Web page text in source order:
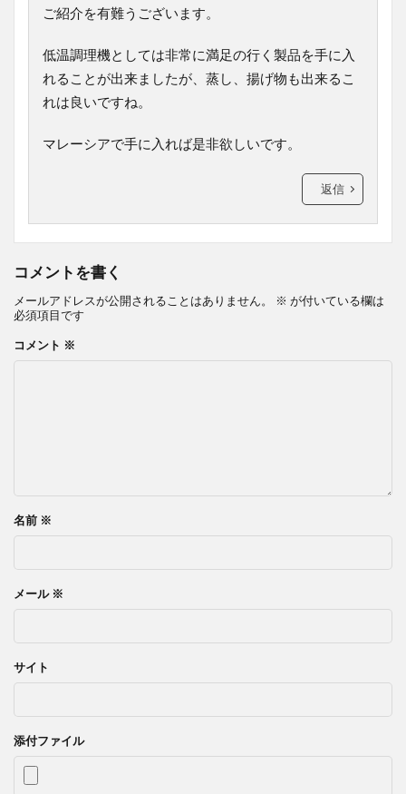
ご紹介を有難うございます。
低温調理機としては非常に満足の行く製品を手に入
れることが出来ましたが、蒸し、揚げ物も出来るこ
れは良いですね。
マレーシアで手に入れば是非欲しいです。
返信
コメントを書く
メールアドレスが公開されることはありません。 ※ が付いている欄は
必須項目です
コメント ※
名前 ※
メール ※
サイト
添付ファイル